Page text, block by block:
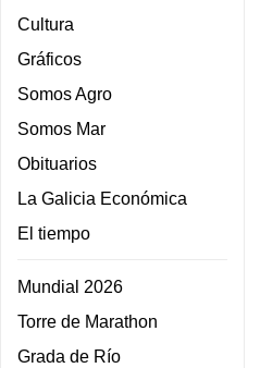
Cultura
Gráficos
Somos Agro
Somos Mar
Obituarios
La Galicia Económica
El tiempo
Mundial 2026
Torre de Marathon
Grada de Río